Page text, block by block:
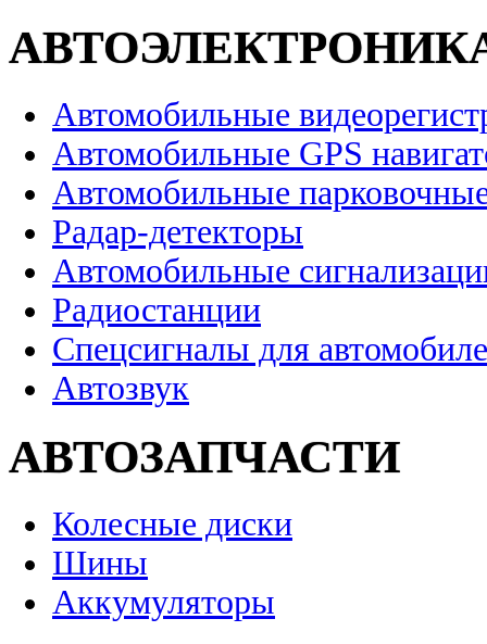
Автомобильные
Автомобильные GPS
Автомобильные
Радар-детекторы
Автомобильные
Радиостанции
Спецсигналы для
Автозвук
АВТОЗАПЧАСТИ
Колесные диски
Шины
Аккумуляторы